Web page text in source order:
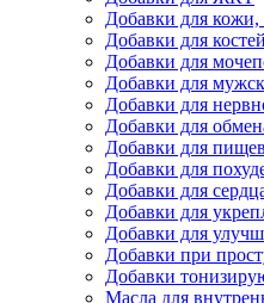
Добавки для кожи,
Добавки для
Добавки для
Добавки для
Добавки для
Добавки для
Добавки для
Добавки для
Добавки для
Добавки для
Добавки для
Добавки при
Добавки
Масла для